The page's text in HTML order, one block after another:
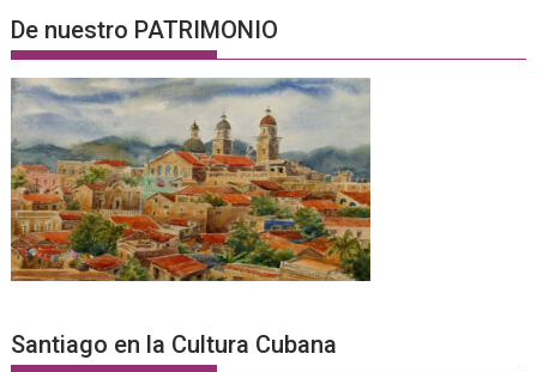
De nuestro PATRIMONIO
Santiago en la Cultura Cubana